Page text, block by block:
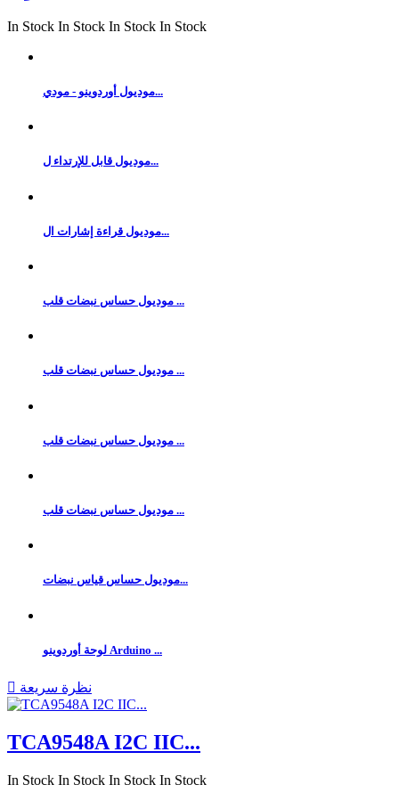
In Stock In Stock In Stock In Stock
موديول أوردوينو - مودي...
موديول قابل للإرتداء ل...
موديول قراءة إشارات ال...
موديول حساس نبضات قلب ...
موديول حساس نبضات قلب ...
موديول حساس نبضات قلب ...
موديول حساس نبضات قلب ...
موديول حساس قياس نبضات...
لوحة أوردوينو Arduino ...
 نظرة سريعة
TCA9548A I2C IIC...
In Stock In Stock In Stock In Stock